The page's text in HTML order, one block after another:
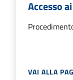
Accesso
VAI ALLA